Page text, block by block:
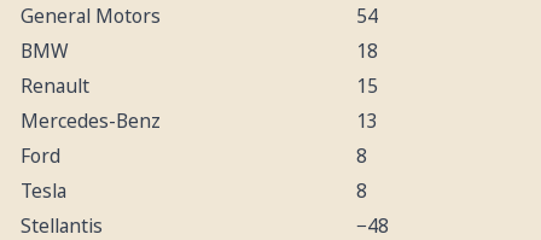
General Motors
54
BMW
18
Renault
15
Mercedes-Benz
13
Ford
8
Tesla
8
Stellantis
−48